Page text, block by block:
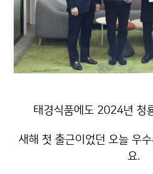
태경식품에도 2024년 청
새해 첫 출근이었던 오늘 우
요.